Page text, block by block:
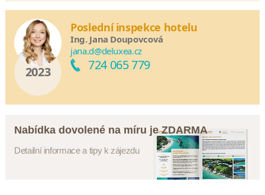
2023
Poslední inspekce hotelu
Ing. Jana Doupovcová
jana.d@deluxea.cz
724 065 779
Nabídka dovolené na míru je ZDARMA
Detailní informace a tipy k zájezdu